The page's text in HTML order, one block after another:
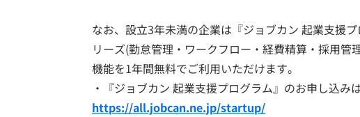
なお、設立3年未満の企業は『ジョブカン 起業支援
リーズ(勤怠管理・ワークフロー・経費精算・採用
機能を1年間無料でご利用いただけます。
・『ジョブカン 起業支援プログラム』のお申し込み
https://all.jobcan.ne.jp/startup/